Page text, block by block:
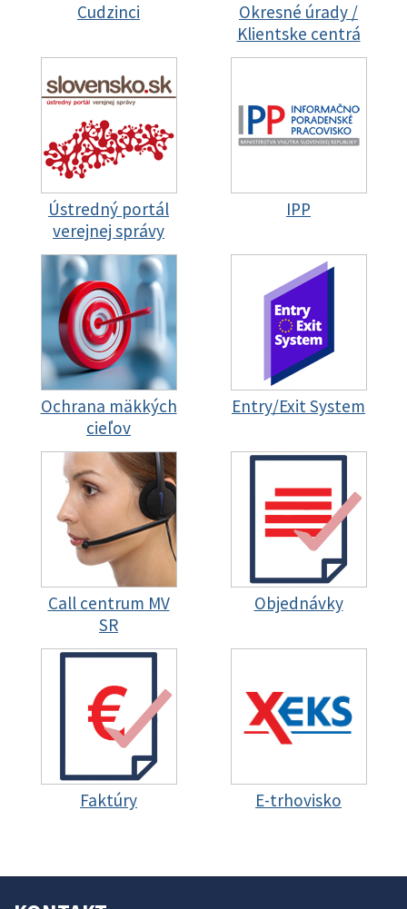
Cudzinci
Okresné úrady /
Klientske centrá
Ústredný portál
verejnej správy
IPP
Ochrana mäkkých
cieľov
Entry/Exit System
Call centrum MV
SR
Objednávky
Faktúry E-trhovisko